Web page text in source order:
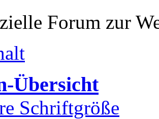
Forum zur
Übersicht
Schriftgröße